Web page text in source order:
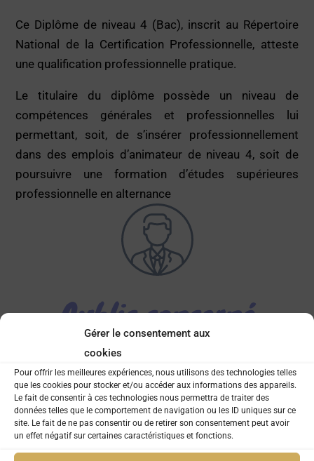
Gérer le consentement aux
cookies
Pour offrir les meilleures expériences, nous utilisons des technologies telles
que les cookies pour stocker et/ou accéder aux informations des appareils.
Le fait de consentir à ces technologies nous permettra de traiter des
données telles que le comportement de navigation ou les ID uniques sur ce
site. Le fait de ne pas consentir ou de retirer son consentement peut avoir
un effet négatif sur certaines caractéristiques et fonctions.
Ce Diplôme de niveau 4 (Bac), inscrit au Répertoire
National de la Certification Professionnelle, atteste
une qualification professionnelle pratique.
Le titulaire du diplôme possède un niveau de
compétences générales et professionnelles lui
permettant, soit, de s’insérer professionnellement
dans des emplois d’animateur de niveau 4, soit de
poursuivre une formation d’études supérieures
professionnelle en alternance
Public concerné
Tout public. La formation est accessible:
pour les demandeurs d’emploi (sous réserve
d’obtention de financement) sur 10 mois
dans le cadre d’un Congé de Formation ou d’un
parcours de reconversion sur 10 mois
en cours d’emploi pour des salariés en poste